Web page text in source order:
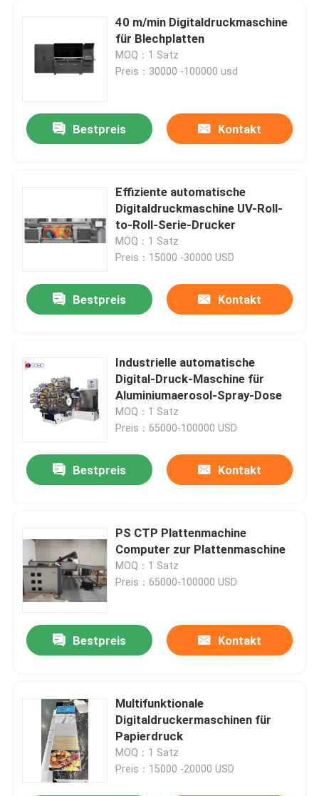
40 m/min Digitaldruckmaschine
für Blechplatten
MOQ：1 Satz
Preis：30000 -100000 usd
Bestpreis Kontakt
Effiziente automatische
Digitaldruckmaschine UV-Roll-
to-Roll-Serie-Drucker
MOQ：1 Satz
Preis：15000 -30000 USD
Bestpreis Kontakt
Industrielle automatische
Digital-Druck-Maschine für
Aluminiumaerosol-Spray-Dose
MOQ：1 Satz
Preis：65000-100000 USD
Bestpreis Kontakt
PS CTP Plattenmachine
Computer zur Plattenmaschine
MOQ：1 Satz
Preis：65000-100000 USD
Bestpreis Kontakt
Multifunktionale
Digitaldruckermaschinen für
Papierdruck
MOQ：1 Satz
Preis：15000 -20000 USD